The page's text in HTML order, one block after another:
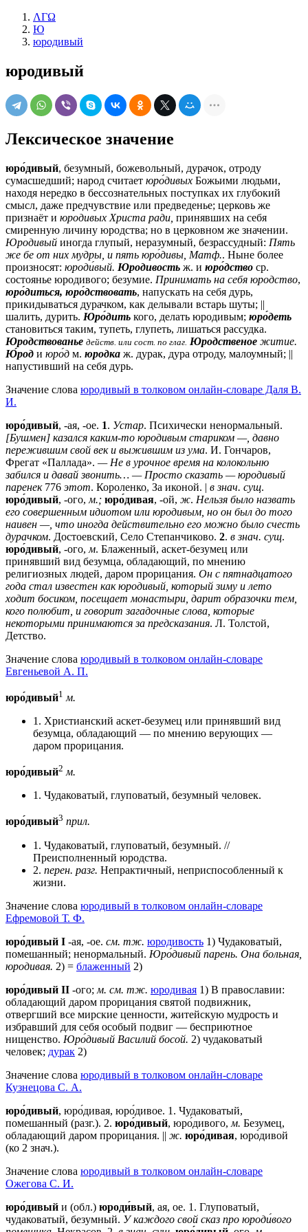
ΛΓΩ
Ю
юродивый
юродивый
Лексическое значение
юро́дивый, безумный, божевольный, дурачок, отроду
сумасшедший; народ считает юро́дивых Божьими людьми,
находя нередко в бессознательных поступках их глубокий
смысл, даже предчувствие или предведенье; церковь же
признаёт и юродивых Христа ради, принявших на себя
смиренную личину юродства; но в церковном же значении.
Юродивый иногда глупый, неразумный, безрассудный: Пять
же бе от них мудры, и пять юро́дивы, Матф.. Ныне более
произносят: юроди́вый. Юродивость ж. и юро́дство ср.
состоянье юродивого; безумие. Принимать на себя юродство,
юро́диться, юро́дствовать, напускать на себя дурь,
прикидываться дурачком, как делывали встарь шуты; ||
шалить, дурить. Юро́дить кого, делать юродивым; юро́деть
становиться таким, тупеть, глупеть, лишаться рассудка.
Юродствованье действ. или сост. по глаг. Юродственое житие.
Ю́род и юро́д м. юродка ж. дурак, дура отроду, малоумный; ||
напустивший на себя дурь.
Значение слова юродивый в толковом онлайн-словаре Даля В.
И.
юро́дивый, -ая, -ое. 1. Устар. Психически ненормальный.
[Бушмен] казался каким-то юродивым стариком —, давно
пережившим свой век и выжившим из ума. И. Гончаров,
Фрегат «Паллада». — Не в урочное время на колокольню
забился и давай звонить… — Просто сказать — юродивый
паренек776 этот. Короленко, За иконой. | в знач. сущ.
юро́дивый, -ого, м.; юро́дивая, -ой, ж. Нельзя было назвать
его совершенным идиотом или юродивым, но он был до того
наивен —, что иногда действительно его можно было счесть
дурачком. Достоевский, Село Степанчиково. 2. в знач. сущ.
юро́дивый, -ого, м. Блаженный, аскет-безумец или
принявший вид безумца, обладающий, по мнению
религиозных людей, даром прорицания. Он с пятнадцатого
года стал известен как юродивый, который зиму и лето
ходит босиком, посещает монастыри, дарит образочки тем,
кого полюбит, и говорит загадочные слова, которые
некоторыми принимаются за предсказания. Л. Толстой,
Детство.
Значение слова юродивый в толковом онлайн-словаре
Евгеньевой А. П.
юро́дивый1 м.
1. Христианский аскет-безумец или принявший вид
безумца, обладающий — по мнению верующих —
даром прорицания.
юро́дивый2 м.
1. Чудаковатый, глуповатый, безумный человек.
юро́дивый3 прил.
1. Чудаковатый, глуповатый, безумный. //
Преисполненный юродства.
2. перен. разг. Непрактичный, неприспособленный к
жизни.
Значение слова юродивый в толковом онлайн-словаре
Ефремовой Т. Ф.
юро́дивый I -ая, -ое. см. тж. юродивость 1) Чудаковатый,
помешанный; ненормальный. Юро́дивый парень. Она больная,
юродивая. 2) = блаженный 2)
юро́дивый II -ого; м. см. тж. юродивая 1) В православии:
обладающий даром прорицания святой подвижник,
отвергший все мирские ценности, житейскую мудрость и
избравший для себя особый подвиг — бесприютное
нищенство. Юро́дивый Василий босой. 2) чудаковатый
человек; дурак 2)
Значение слова юродивый в толковом онлайн-словаре
Кузнецова С. А.
юро́дивый, юро́дивая, юро́дивое. 1. Чудаковатый,
помешанный (разг.). 2. юро́дивый, юро́дивого, м. Безумец,
обладающий даром прорицания. || ж. юро́дивая, юро́дивой
(ко 2 знач.).
Значение слова юродивый в толковом онлайн-словаре
Ожегова C. И.
юро́дивый и (обл.) юроди́вый, ая, ое. 1 . Глуповатый,
чудаковатый, безумный. У каждого свой сказ про юроди́вого